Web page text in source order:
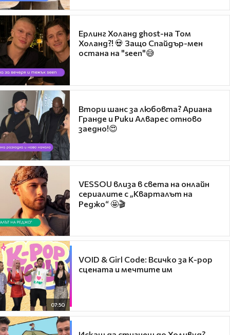
Ерлинг Холанд ghost-на Том
Холанд?! 💀 Защо Спайдър-мен
остана на "seen"😅
Втори шанс за любовта? Ариана
Гранде и Рики Алварес отново
заедно!😍
VESSOU влиза в света на онлайн
сериалите с „Кварталът на
Реджо“ 🤩🎬
07:50
VOID & Girl Code: Всичко за K-pop
сцената и мечтите им